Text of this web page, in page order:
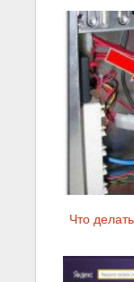
Что